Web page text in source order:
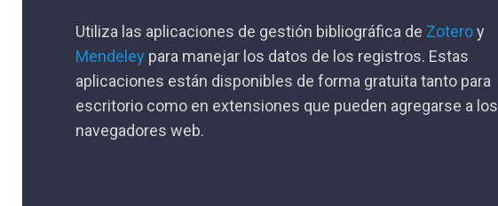
Utiliza las aplicaciones de gestión bibliográfica de Zoteroy
Mendeley para manejar los datos de los registros. Estas
aplicaciones están disponibles de forma gratuita tanto para
escritorio como en extensiones que pueden agregarse a los
navegadores web.